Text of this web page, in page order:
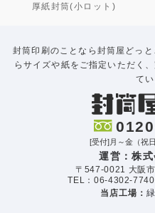
厚紙封筒(小ロット)
封筒印刷のことなら封筒屋どっ
らサイズや紙をご指定いただく
てい
[受付]月～金（祝
運営：株
〒547-0021 大阪
TEL：06-4302-
当店工場：